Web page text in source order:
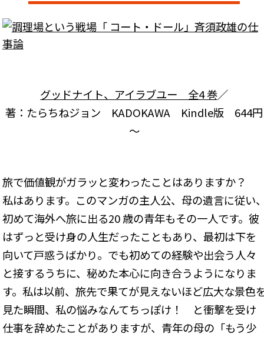
グッドナイト、アイラブユー 全4 巻／
著：たらちねジョン KADOKAWA Kindle版 644円
～
旅で価値観がガラッと変わったことはありますか？
私はあります。このマンガの主人公、母の遺言に従い
初めて海外へ旅に出る20 歳の青年もその一人です。彼
はずっと受け身の人生だったこともあり、最初は下を
向いて戸惑うばかり。でも初めての経験や出会う人々
と接するうちに、秘めた本心に向き合うようになりま
す。私は以前、旅先で果てが見えないほど広大な景色
見た瞬間、私の悩みなんてちっぽけ！ と衝撃を受け
仕事を辞めたことがありますが、青年の母の「もう少